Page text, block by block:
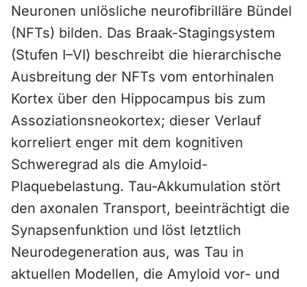
Neuronen unlösliche neurofibrilläre Bündel
(NFTs) bilden. Das Braak-Stagingsystem
(Stufen I–VI) beschreibt die hierarchische
Ausbreitung der NFTs vom entorhinalen
Kortex über den Hippocampus bis zum
Assoziationsneokortex; dieser Verlauf
korreliert enger mit dem kognitiven
Schweregrad als die Amyloid-
Plaquebelastung. Tau-Akkumulation stört
den axonalen Transport, beeinträchtigt die
Synapsenfunktion und löst letztlich
Neurodegeneration aus, was Tau in
aktuellen Modellen, die Amyloid vor- und